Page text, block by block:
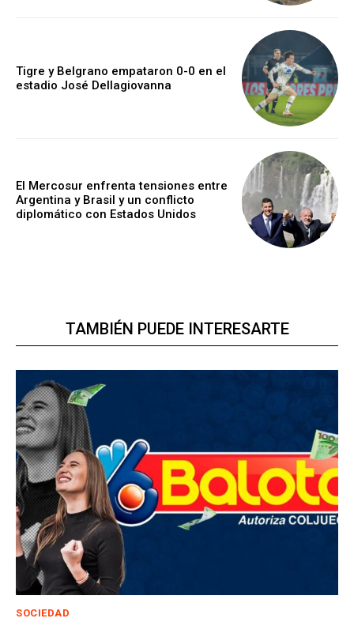
Tigre y Belgrano empataron 0-0 en el
estadio José Dellagiovanna
El Mercosur enfrenta tensiones entre
Argentina y Brasil y un conflicto
diplomático con Estados Unidos
TAMBIÉN PUEDE INTERESARTE
SOCIEDAD